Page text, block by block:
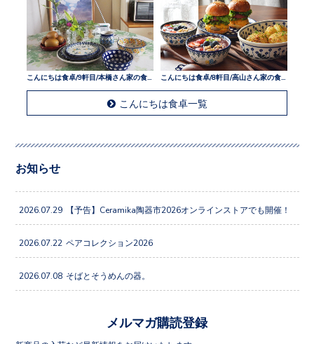
こんにちは食卓/9軒目/本橋さん家の食卓
こんにちは食卓一覧
お知らせ
2026.07.29 【予告】Ceramika陶器市2026オンラインストアでも開催！
2026.07.22 ペアコレクション2026
2026.07.08 そばとそうめんの器。
メルマガ購読登録